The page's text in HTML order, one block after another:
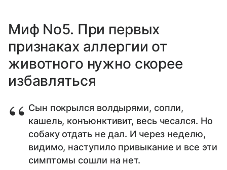
Миф No5. При первых
признаках аллергии от
животного нужно скорее
избавляться
Сын покрылся волдырями, сопли,
кашель, конъюнктивит, весь чесался. Но
собаку отдать не дал. И через неделю,
видимо, наступило привыкание и все эти
симптомы сошли на нет.